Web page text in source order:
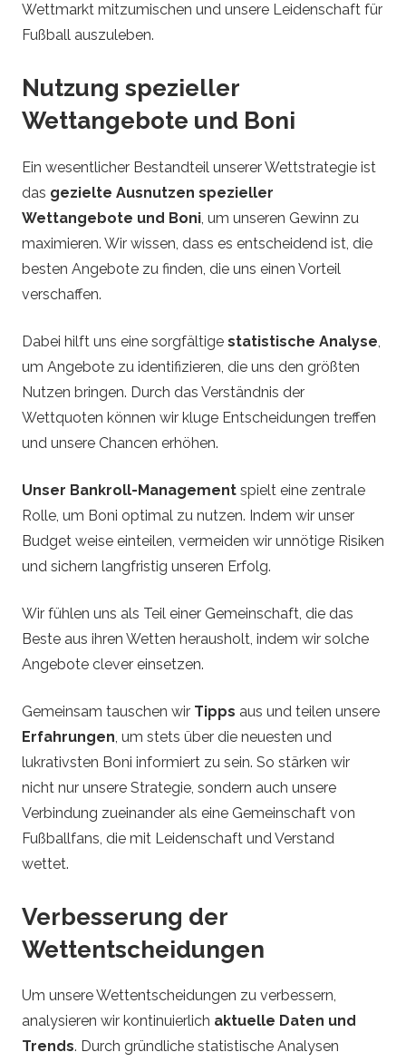
Wettmarkt mitzumischen und unsere Leidenschaft für
Fußball auszuleben.
Nutzung spezieller
Wettangebote und Boni
Ein wesentlicher Bestandteil unserer Wettstrategie ist
das gezielte Ausnutzen spezieller
Wettangebote und Boni , um unseren Gewinn zu
maximieren. Wir wissen, dass es entscheidend ist, die
besten Angebote zu finden, die uns einen Vorteil
verschaffen.
Dabei hilft uns eine sorgfältige statistische Analyse
um Angebote zu identifizieren, die uns den größten
Nutzen bringen. Durch das Verständnis der
Wettquoten können wir kluge Entscheidungen treffen
und unsere Chancen erhöhen.
Unser Bankroll-Management spielt eine zentrale
Rolle, um Boni optimal zu nutzen. Indem wir unser
Budget weise einteilen, vermeiden wir unnötige Risiken
und sichern langfristig unseren Erfolg.
Wir fühlen uns als Teil einer Gemeinschaft, die das
Beste aus ihren Wetten herausholt, indem wir solche
Angebote clever einsetzen.
Gemeinsam tauschen wir Tipps aus und teilen unsere
Erfahrungen , um stets über die neuesten und
lukrativsten Boni informiert zu sein. So stärken wir
nicht nur unsere Strategie, sondern auch unsere
Verbindung zueinander als eine Gemeinschaft von
Fußballfans, die mit Leidenschaft und Verstand
wettet.
Verbesserung der
Wettentscheidungen
Um unsere Wettentscheidungen zu verbessern,
analysieren wir kontinuierlich aktuelle Daten und
Trends. Durch gründliche statistische Analysen